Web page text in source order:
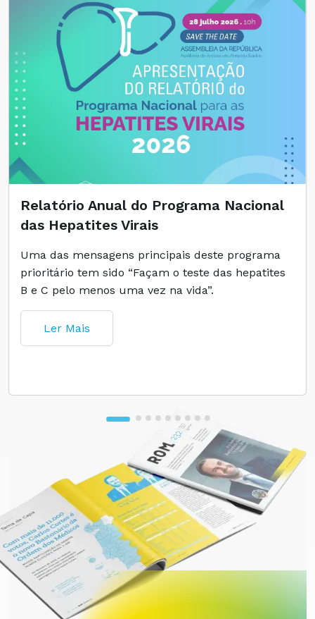
Relatório Anual do Programa Nacional
das Hepatites Virais
Uma das mensagens principais deste programa
prioritário tem sido “Façam o teste das hepatites
B e C pelo menos uma vez na vida”.
Ler Mais